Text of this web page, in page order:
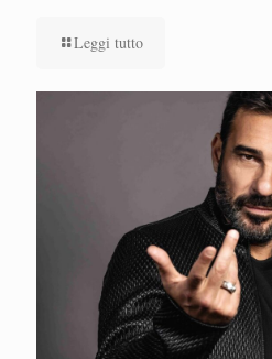
Leggi tutto